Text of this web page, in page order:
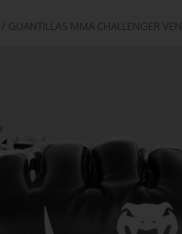
/ GUANTILLAS MMA CHALLENGER